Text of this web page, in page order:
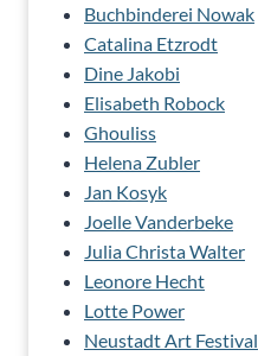
Buchbinderei Nowak
Catalina Etzrodt
Dine Jakobi
Elisabeth Robock
Ghouliss
Helena Zubler
Jan Kosyk
Joelle Vanderbeke
Julia Christa Walter
Leonore Hecht
Lotte Power
Neustadt Art Festival